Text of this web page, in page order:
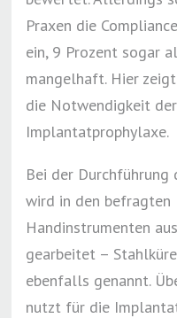
Praxen die
ein, 9 Prozent sogar
mangelhaft. Hier
die Notwendigkeit
Implantatprophylaxe.
Bei der
wird in den befragten
Handinstrumenten
gearbeitet –
ebenfalls genannt.
nutzt für die